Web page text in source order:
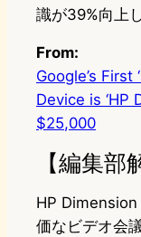
識が39%向上し
From:
Google’s First
Device is ‘HP
$25,000
【編集部
HP
価なビデオ会